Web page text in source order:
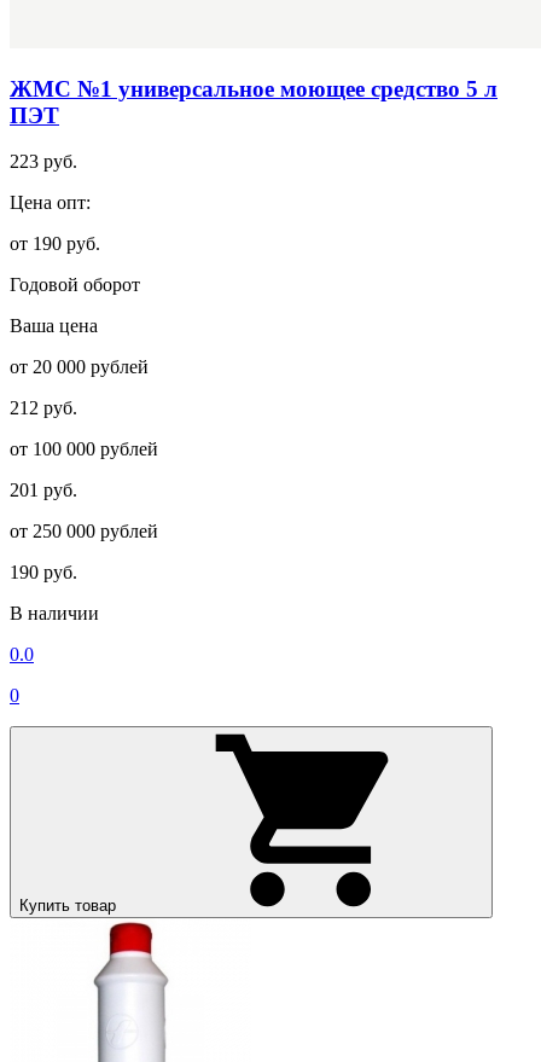
ЖМС №1 универсальное моющее средство 5 л
ПЭТ
223 руб.
Цена опт:
от 190 руб.
Годовой оборот
Ваша цена
от 20 000 рублей
212 руб.
от 100 000 рублей
201 руб.
от 250 000 рублей
190 руб.
В наличии
0.0
0
Купить товар